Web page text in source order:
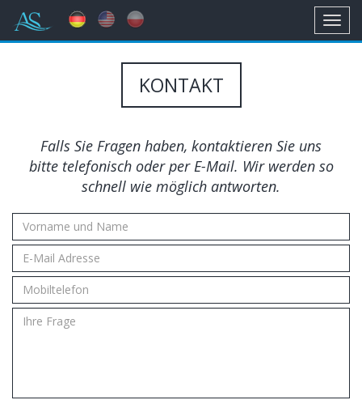
KONTAKT
Falls Sie Fragen haben, kontaktieren Sie uns
bitte telefonisch oder per E-Mail. Wir werden so
schnell wie möglich antworten.